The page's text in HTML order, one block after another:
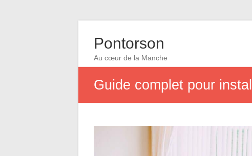
Pontorson
Au cœur de la Manche
Guide complet pour